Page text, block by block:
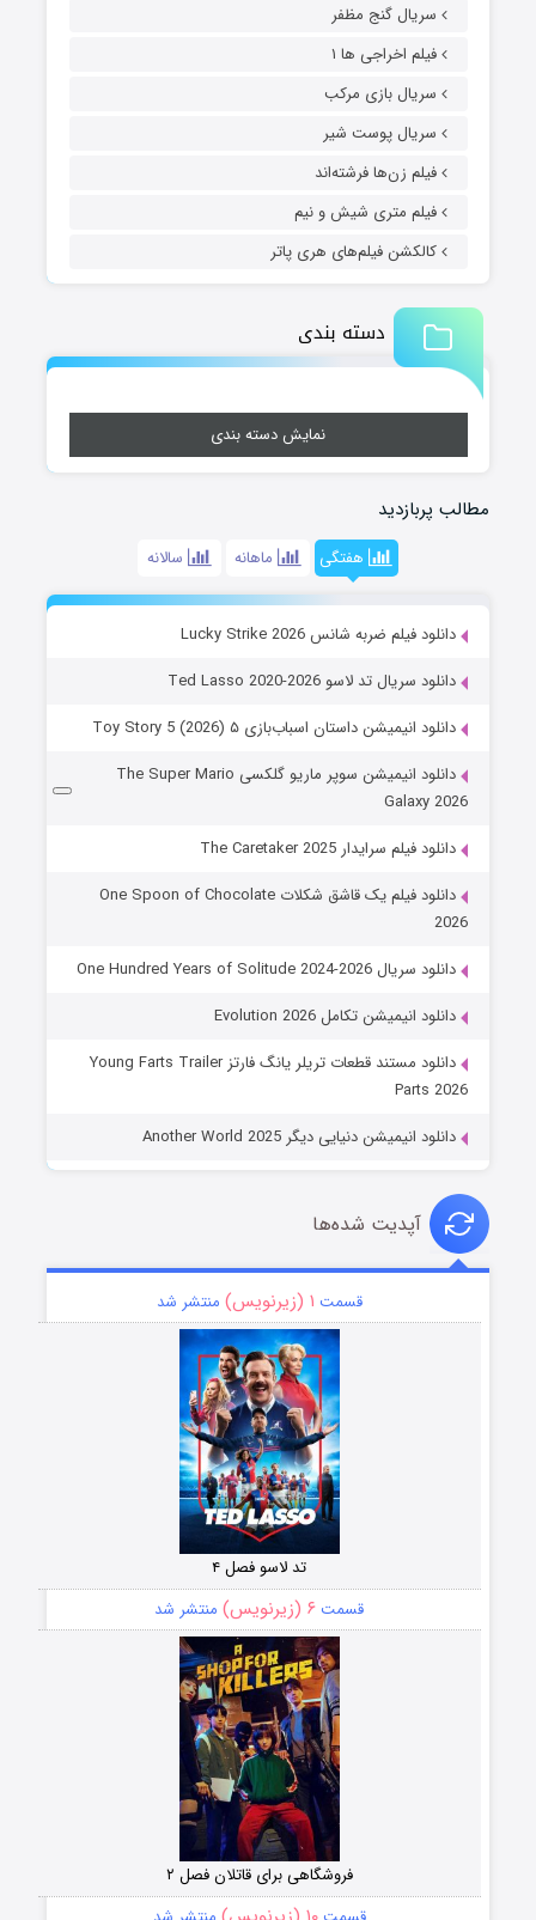
سریال گنج مظفر
فیلم اخراجی ها ۱
سریال بازی مرکب
سریال پوست شیر
فیلم زن‌ها فرشته‌اند
فیلم متری شیش و نیم
کالکشن فیلم‌های هری پاتر
دسته بندی
نمایش دسته بندی
مطالب پربازدید
هفتگی ماهانه سالانه
دانلود فیلم ضربه شانس Lucky Strike 2026
دانلود سریال تد لاسو Ted Lasso 2020-2026
دانلود انیمیشن داستان اسباب‌بازی ۵ Toy Story 5 (2026)
دانلود انیمیشن سوپر ماریو گلکسی The Super Mario
Galaxy 2026
دانلود فیلم سرایدار The Caretaker 2025
دانلود فیلم یک قاشق شکلات One Spoon of Chocolate
2026
دانلود سریال One Hundred Years of Solitude 2024-2026
دانلود انیمیشن تکامل Evolution 2026
دانلود مستند قطعات تریلر یانگ فارتز Young Farts Trailer
Parts 2026
دانلود انیمیشن دنیایی دیگر Another World 2025
آپدیت شده‌ها
قسمت ۱ (زیرنویس) منتشر شد
تد لاسو فصل ۴
قسمت ۶ (زیرنویس) منتشر شد
فروشگاهی برای قاتلان فصل ۲